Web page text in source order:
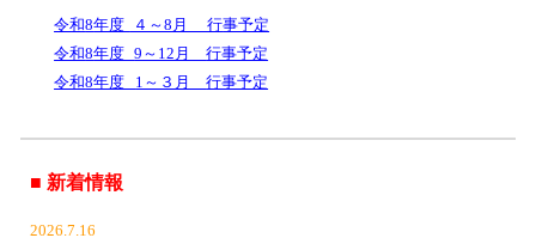
令和8年度 ４～8月 行事予定
令和8年度9～12月行事予定
令和8年度 1～３月行事予定
■ 新着情報
2026.7.16